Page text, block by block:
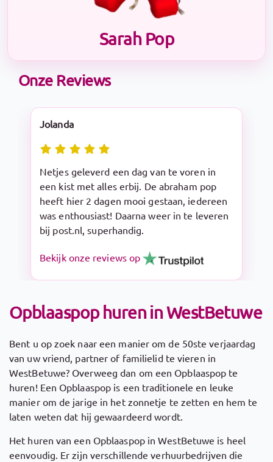
Sarah Pop
Onze Reviews
Nadine
Snelle levering en makkelijk op te zetten.
De Sarah pop is een aanrader!
Bekijk onze reviews op
Opblaaspop huren in WestBetuwe
Bent u op zoek naar een manier om de 50ste verjaardag
van uw vriend, partner of familielid te vieren in
WestBetuwe? Overweeg dan om een Opblaaspop te
huren! Een Opblaaspop is een traditionele en leuke
manier om de jarige in het zonnetje te zetten en hem te
laten weten dat hij gewaardeerd wordt.
Het huren van een Opblaaspop in WestBetuwe is heel
eenvoudig. Er zijn verschillende verhuurbedrijven die